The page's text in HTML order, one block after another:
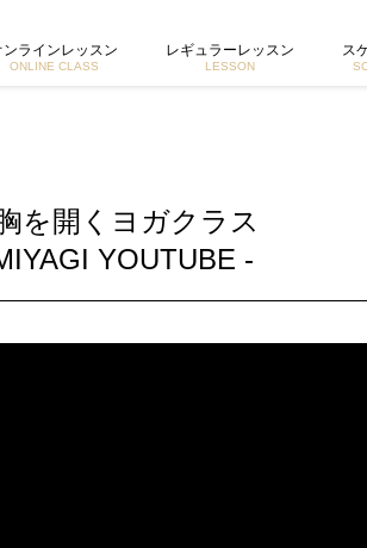
ンラインレッスン
ONLINE CLASS
レギュラーレッスン
LESSON
ス
を開くヨガクラス
YOUTUBE -